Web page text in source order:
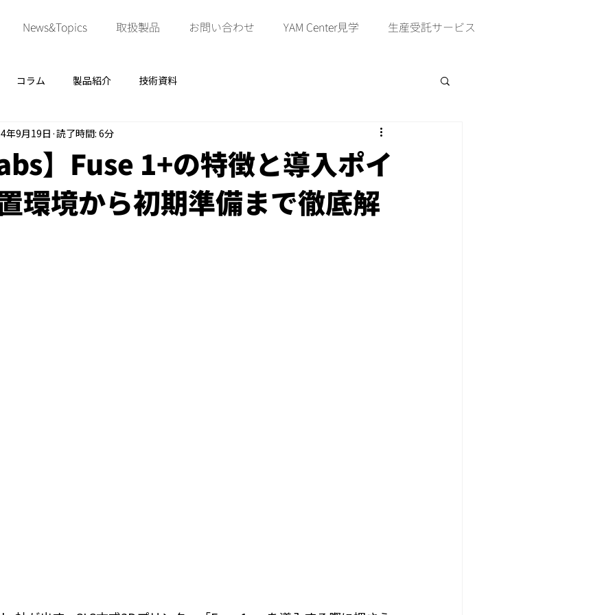
News&Topics 取扱製品 お問い合わせ YAM Center見学 生産受託サービス
コラム 製品紹介 技術資料
】Fuse 1+の特徴と導入ポイ
環境から初期準備まで徹底解
年9月19日 読了時間: 6分